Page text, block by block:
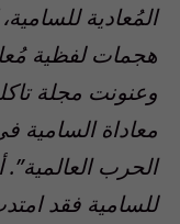
المُعادية
هجمات لفظية
معاداة السامية
الحرب العالمية”.
للسامية فقد